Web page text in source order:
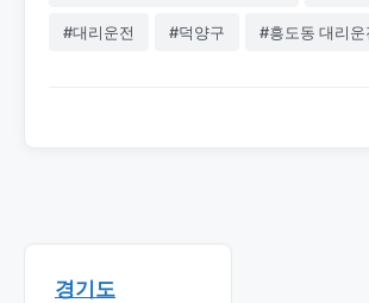
#대리운전 #덕양구 #흥도동 대리운
경기도